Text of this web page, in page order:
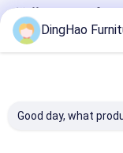
推薦されたプロ
DingHao
Good day, what